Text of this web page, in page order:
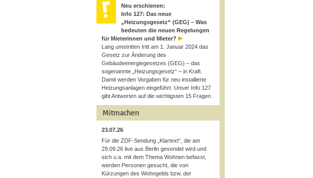
Neu erschienen:
Info 127: Das neue
„Heizungsgesetz“ (GEG) – Was
bedeuten die neuen Regelungen
für Mieterinnen und Mieter?
Lang umstritten tritt am 1. Januar 2024 das
Gesetz zur Änderung des
Gebäudeenergiegesetzes (GEG) – das
sogenannte „Heizungsgesetz“ – in Kraft.
Damit werden Vorgaben für neu installierte
Heizungsanlagen eingeführt. Unser Info 127
gibt Antworten auf die wichtigsten 15 Fragen.
Mitmachen
23.07.26
Für die ZDF-Sendung „Klartext“, die am
29.09.26 live aus Berlin gesendet wird und
sich u.a. mit dem Thema Wohnen befasst,
werden Personen gesucht, die von
Kürzungen des Wohngelds bzw. der